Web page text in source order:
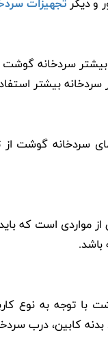
و دیگرتجهیزات
سردخانه گوشت
سردخانه بیشتر
سردخانه گوشت از
مواردی است که
باشد.
با توجه به نوع
بدنه کابین، درب